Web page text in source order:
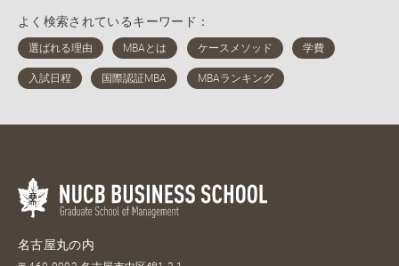
よく検索されているキーワード：
名古屋丸の内